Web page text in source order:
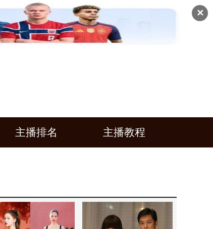
✕
主播排名 主播教程